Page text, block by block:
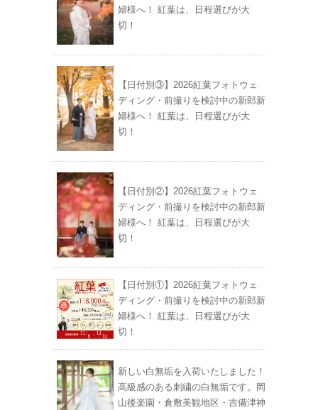
婦様へ！ 紅葉は、日程選びが大
切！
【日付別③】2026紅葉フォトウェ
ディング・前撮りを検討中の新郎新
婦様へ！ 紅葉は、日程選びが大
切！
【日付別②】2026紅葉フォトウェ
ディング・前撮りを検討中の新郎新
婦様へ！ 紅葉は、日程選びが大
切！
【日付別①】2026紅葉フォトウェ
ディング・前撮りを検討中の新郎新
婦様へ！ 紅葉は、日程選びが大
切！
新しい白無垢を入荷いたしました！
高級感のある刺繍の白無垢です。岡
山後楽園・倉敷美観地区・吉備津神